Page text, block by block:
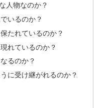
人物なのか？
いるのか？
たれているのか？
れているのか？
るのか？
に受け継がれるのか？